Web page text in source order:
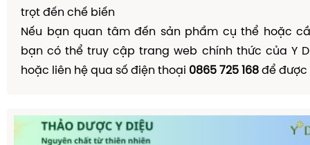
trọt đến chế biến
Nếu bạn quan tâm đến sản phẩm cụ thể hoặc
bạn có thể truy cập trang web chính thức của Y
hoặc liên hệ qua số điện thoại 0865 725 168 để được